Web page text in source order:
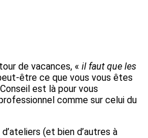
de vacances, « il faut que les
être ce que vous vous êtes
est là pour vous
comme sur celui du
(et bien d’autres à